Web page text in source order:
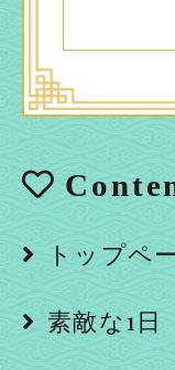
トップペ
素敵な1日